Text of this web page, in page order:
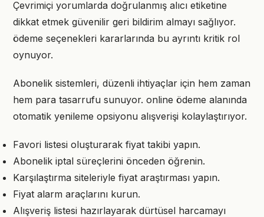
Çevrimiçi yorumlarda doğrulanmış alıcı etiketine
dikkat etmek güvenilir geri bildirim almayı sağlıyor.
ödeme seçenekleri kararlarında bu ayrıntı kritik rol
oynuyor.
Abonelik sistemleri, düzenli ihtiyaçlar için hem zaman
hem para tasarrufu sunuyor. online ödeme alanında
otomatik yenileme opsiyonu alışverişi kolaylaştırıyor.
Favori listesi oluşturarak fiyat takibi yapın.
Abonelik iptal süreçlerini önceden öğrenin.
Karşılaştırma siteleriyle fiyat araştırması yapın.
Fiyat alarm araçlarını kurun.
Alışveriş listesi hazırlayarak dürtüsel harcamayı